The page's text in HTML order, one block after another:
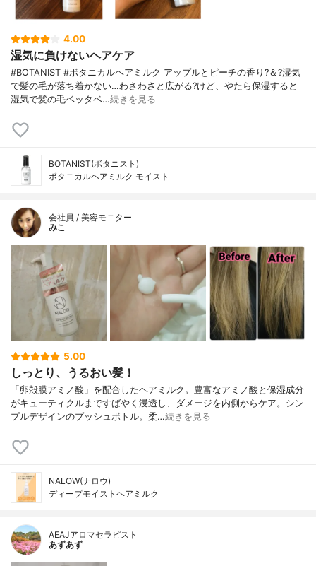
4.00
湿気に負けないヘアケア
#BOTANIST #ボタニカルヘアミルク アップルとピーチの香り?＆?湿気
で髪の毛が落ち着かない…わさわさと広がる?けど、やたら保湿すると
湿気で髪の毛ベッタベ…続きを見る
BOTANIST(ボタニスト)
ボタニカルヘアミルク モイスト
会社員 / 美容モニター
みこ
5.00
しっとり、うるおい髪！
「卵殻膜アミノ酸」を配合したヘアミルク。豊富なアミノ酸と保湿成分
がキューティクルまですばやく浸透し、ダメージを内側からケア。シン
プルデザインのプッシュボトル。柔…続きを見る
NALOW(ナロウ)
ディープモイストヘアミルク
AEAJアロマセラピスト
あずあず